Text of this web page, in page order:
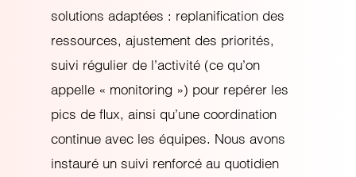
solutions adaptées : replanification des
ressources, ajustement des priorités,
suivi régulier de l’activité (ce qu’on
appelle « monitoring ») pour repérer les
pics de flux, ainsi qu’une coordination
continue avec les équipes. Nous avons
instauré un suivi renforcé au quotidien